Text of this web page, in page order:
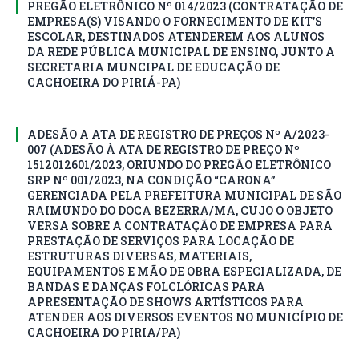
PREGÃO ELETRÔNICO Nº 014/2023 (CONTRATAÇÃO DE
EMPRESA(S) VISANDO O FORNECIMENTO DE KIT’S
ESCOLAR, DESTINADOS ATENDEREM AOS ALUNOS
DA REDE PÚBLICA MUNICIPAL DE ENSINO, JUNTO A
SECRETARIA MUNCIPAL DE EDUCAÇÃO DE
CACHOEIRA DO PIRIÁ-PA)
ADESÃO A ATA DE REGISTRO DE PREÇOS Nº A/2023-
007 (ADESÃO À ATA DE REGISTRO DE PREÇO Nº
1512012601/2023, ORIUNDO DO PREGÃO ELETRÔNICO
SRP Nº 001/2023, NA CONDIÇÃO “CARONA”
GERENCIADA PELA PREFEITURA MUNICIPAL DE SÃO
RAIMUNDO DO DOCA BEZERRA/MA, CUJO O OBJETO
VERSA SOBRE A CONTRATAÇÃO DE EMPRESA PARA
PRESTAÇÃO DE SERVIÇOS PARA LOCAÇÃO DE
ESTRUTURAS DIVERSAS, MATERIAIS,
EQUIPAMENTOS E MÃO DE OBRA ESPECIALIZADA, DE
BANDAS E DANÇAS FOLCLÓRICAS PARA
APRESENTAÇÃO DE SHOWS ARTÍSTICOS PARA
ATENDER AOS DIVERSOS EVENTOS NO MUNICÍPIO DE
CACHOEIRA DO PIRIA/PA)